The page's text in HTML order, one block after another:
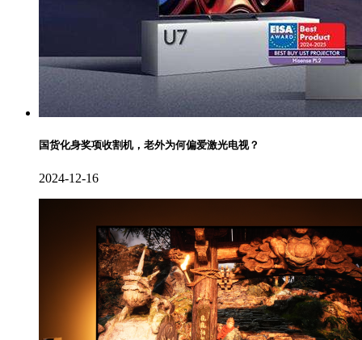
国货化身奖项收割机，老外为何偏爱激光电视？
2024-12-16